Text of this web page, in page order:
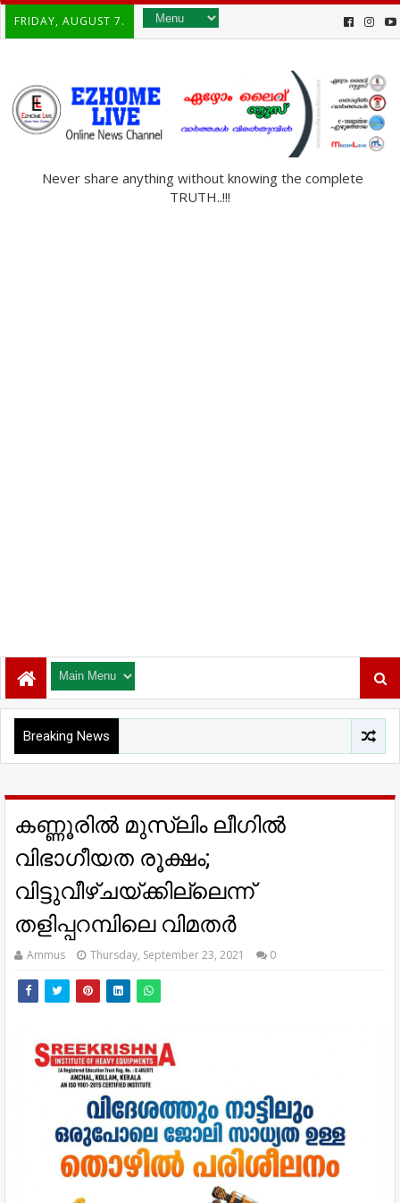
FRIDAY, AUGUST 7.
Never share anything without knowing the complete
TRUTH..!!!
Breaking News
കണ്ണൂരില്‍ മുസ്ലിം ലീഗില്‍
വിഭാഗീയത രൂക്ഷം;
വിട്ടുവീഴ്ചയ്ക്കില്ലെന്ന്
തളിപ്പറമ്പിലെ വിമതര്‍
Ammus Thursday, September 23, 2021 0